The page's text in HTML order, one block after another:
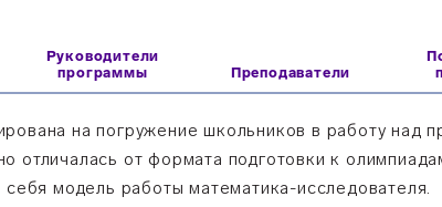
Руководители
программы
Преподаватели
на погружение школьников в работу над
отличалась от формата подготовки к
модель работы математика-исследователя.